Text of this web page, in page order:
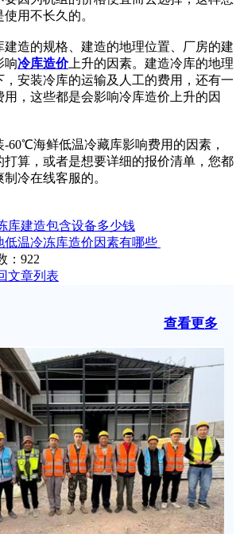
用不长久的。
的规格、建造的地理位置、厂房的建
响冷库造价上升的因素。建造冷库的地理
安装冷库的运输及人工的费用，还有一
，这些都是会影响冷库造价上升的因
海鲜低温冷藏库影响费用的因素，
打算，或者是想要详细的报价清单，您都
冷在线客服的。
库建造包含设备多少钱
低温冷冻库造价因素有哪些
： 922
文章列表
查看更多